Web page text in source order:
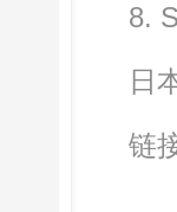
8.
日本
链接